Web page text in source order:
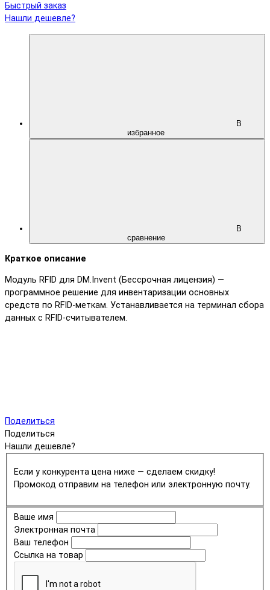
Быстрый заказ
Нашли дешевле?
В
избранное
В
сравнение
Краткое описание
Модуль RFID для DM.Invent (Бессрочная лицензия) —
программное решение для инвентаризации основных
средств по RFID-меткам. Устанавливается на терминал сбора
данных с RFID-считывателем.
Поделиться
Поделиться
Нашли дешевле?
Если у конкурента цена ниже — сделаем скидку!
Промокод отправим на телефон или электронную почту.
Ваше имя
Электронная почта
Ваш телефон
Ссылка на товар